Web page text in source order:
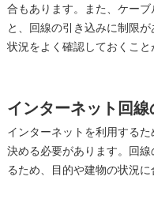
合もあります。また、ケー
と、回線の引き込みに制限
状況をよく確認しておくこと
インターネット回
インターネットを利用する
決める必要があります。回
るため、目的や建物の状況に